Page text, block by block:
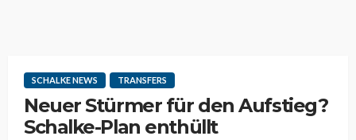
SCHALKE NEWS TRANSFERS
Neuer Stürmer für den Aufstieg?
Schalke-Plan enthüllt